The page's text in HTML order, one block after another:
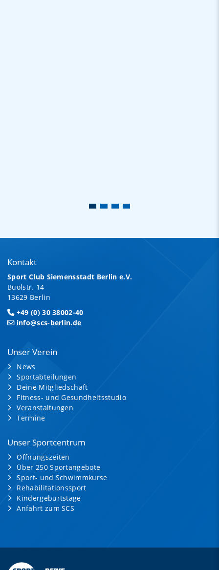
Kontakt
Sport Club Siemensstadt Berlin e.V.
Buolstr. 14
13629 Berlin
+49 (0) 30 38002-40
info@scs-berlin.de
Unser Verein
News
Sportabteilungen
Deine Mitgliedschaft
Fitness- und Gesundheitsstudio
Veranstaltungen
Termine
Unser Sportcentrum
Öffnungszeiten
Über 250 Sportangebote
Sport- und Schwimmkurse
Rehabilitationssport
Kindergeburtstage
Anfahrt zum SCS